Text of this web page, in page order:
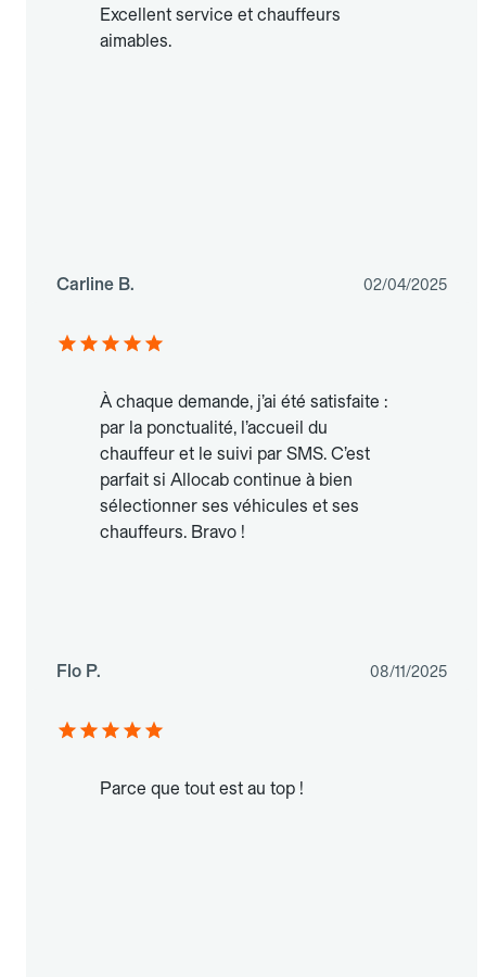
Excellent service et chauffeurs
aimables.
Carline B. 02/04/2025
À chaque demande, j’ai été satisfaite :
par la ponctualité, l’accueil du
chauffeur et le suivi par SMS. C’est
parfait si Allocab continue à bien
sélectionner ses véhicules et ses
chauffeurs. Bravo !
Flo P. 08/11/2025
Parce que tout est au top !